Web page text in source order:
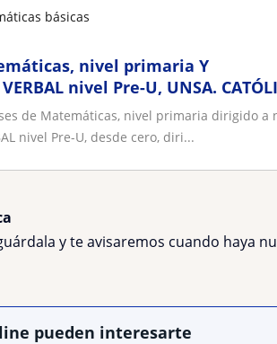
básicas
nivel primaria Y
nivel Pre-U, UNSA.
de Matemáticas, nivel primaria dirigido a
nivel Pre-U, desde cero, diri...
y te avisaremos cuando haya
pueden interesarte